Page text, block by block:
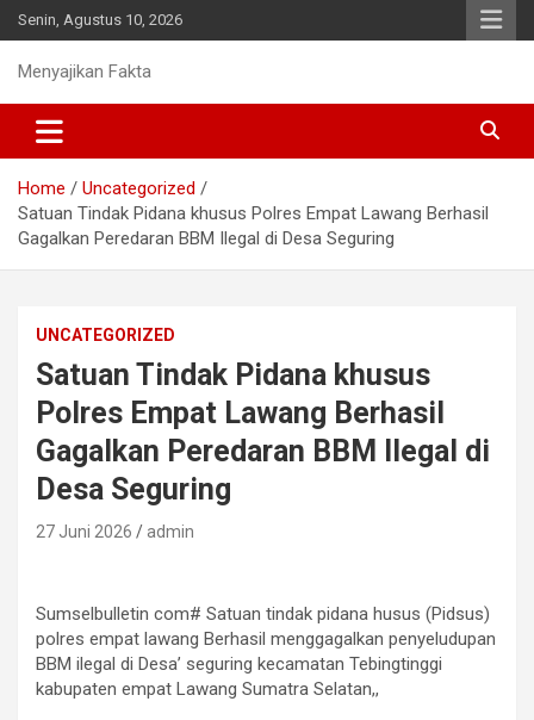
Skip
to
content
Senin, Agustus 10, 2026
Menyajikan Fakta
Home
Uncategorized
Satuan Tindak Pidana khusus Polres Empat Lawang Berhasil
Gagalkan Peredaran BBM Ilegal di Desa Seguring
UNCATEGORIZED
Satuan Tindak Pidana khusus
Polres Empat Lawang Berhasil
Gagalkan Peredaran BBM Ilegal di
Desa Seguring
27 Juni 2026 admin
Sumselbulletin com# Satuan tindak pidana husus (Pidsus)
polres empat lawang Berhasil menggagalkan penyeludupan
BBM ilegal di Desa’ seguring kecamatan Tebingtinggi
kabupaten empat Lawang Sumatra Selatan,,